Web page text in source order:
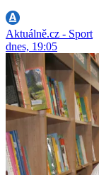
Aktuálně.cz - Sport
dnes, 19:05